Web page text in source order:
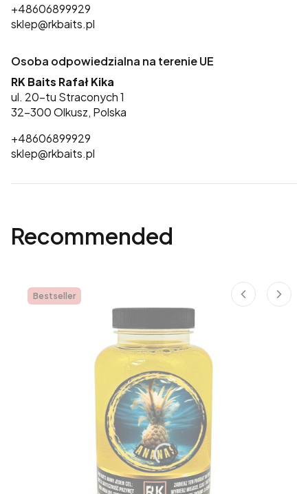
+48606899929
sklep@rkbaits.pl
Osoba odpowiedzialna na terenie UE
RK Baits Rafał Kika
ul. 20-tu Straconych 1
32-300 Olkusz, Polska
+48606899929
sklep@rkbaits.pl
Recommended
Bestseller